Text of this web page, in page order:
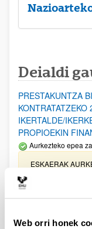
Web orri honek
Deialdi
PRESTAKUNTZA
IKERTALDE/
PROPIOEKIN
Aurkezteko epea
ESKAERAK
UPV/EHUn